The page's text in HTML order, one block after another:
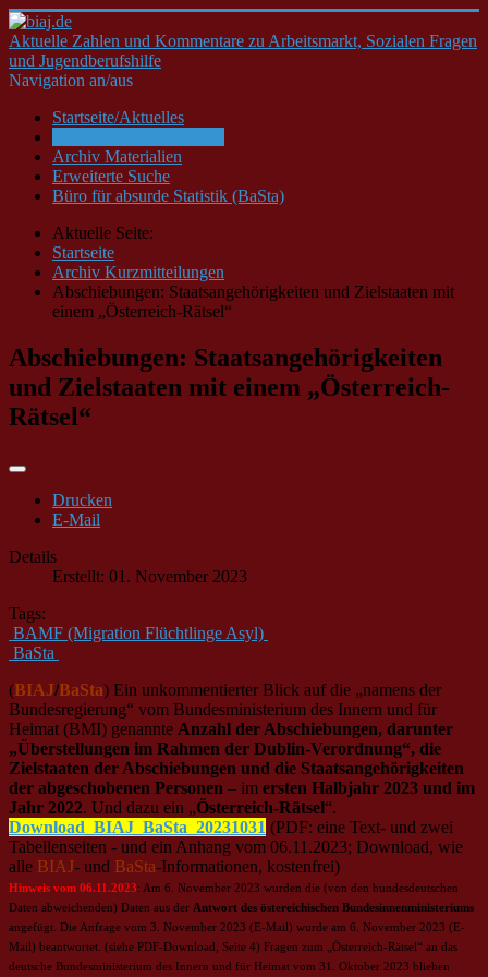
Aktuelle Zahlen und Kommentare zu Arbeitsmarkt, Sozialen Fragen
und Jugendberufshilfe
Navigation an/aus
Startseite/Aktuelles
Archiv Materialien
Erweiterte Suche
Büro für absurde Statistik (BaSta)
Aktuelle Seite:
Startseite
Archiv Kurzmitteilungen
Abschiebungen: Staatsangehörigkeiten und Zielstaaten mit
einem „Österreich-Rätsel“
Abschiebungen: Staatsangehörigkeiten
und Zielstaaten mit einem „Österreich-
Rätsel“
Drucken
E-Mail
Details
Erstellt: 01. November 2023
Tags:
BAMF (Migration Flüchtlinge Asyl)
BaSta
(BIAJ/BaSta) Ein unkommentierter Blick auf die „namens der
Bundesregierung“ vom Bundesministerium des Innern und für
Heimat (BMI) genannte Anzahl der Abschiebungen, darunter
„Überstellungen im Rahmen der Dublin-Verordnung“, die
Zielstaaten der Abschiebungen und die Staatsangehörigkeiten
der abgeschobenen Personen – im ersten Halbjahr 2023 und im
Jahr 2022. Und dazu ein „Österreich-Rätsel“.
Download_BIAJ_BaSta_20231031 (PDF: eine Text- und zwei
Tabellenseiten - und ein Anhang vom 06.11.2023; Download, wie
alle BIAJ- und BaSta-Informationen, kostenfrei)
Hinweis vom 06.11.2023: Am 6. November 2023 wurden die (von den bundesdeutschen
Daten abweichenden) Daten aus der Antwort des östereichischen Bundesinnenministeriums
angefügt. Die Anfrage vom 3. November 2023 (E-Mail) wurde am 6. November 2023 (E-
Mail) beantwortet. (siehe PDF-Download, Seite 4) Fragen zum „Österreich-Rätsel“ an das
deutsche Bundesministerium des Innern und für Heimat vom 31. Oktober 2023 blieben